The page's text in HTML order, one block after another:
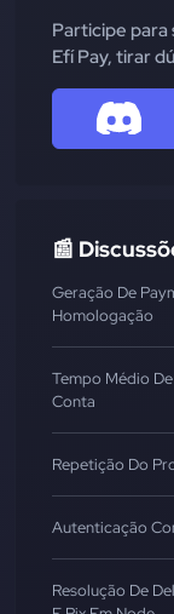
Participe para
Efí Pay, tirar
📰
Geração De
Homologação
Tempo Médio
Conta
Repetição Do
Autenticação
Resolução De